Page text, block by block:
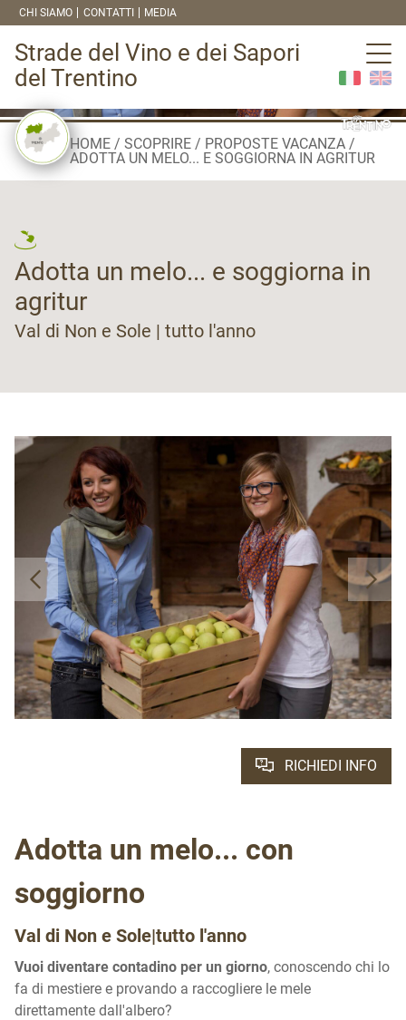
CHI SIAMO CONTATTI MEDIA
Strade del Vino e dei Sapori
del Trentino
HOME SCOPRIRE
PROPOSTE VACANZA
ADOTTA UN MELO... E SOGGIORNA IN AGRITUR
Adotta un melo... e soggiorna in
agritur
Val di Non e Sole | tutto l'anno
RICHIEDI INFO
Adotta un melo... con
soggiorno
Val di Non e Sole|tutto l'anno
Vuoi diventare contadino per un giorno, conoscendo chi lo
fa di mestiere e provando a raccogliere le mele
direttamente dall'albero?